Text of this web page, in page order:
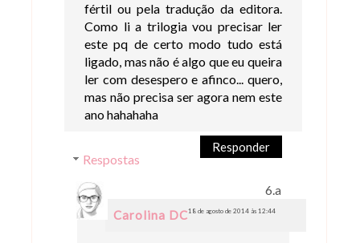
fértil ou pela tradução da editora.
Como li a trilogia vou precisar ler
este pq de certo modo tudo está
ligado, mas não é algo que eu queira
ler com desespero e afinco... quero,
mas não precisa ser agora nem este
ano hahahaha
Responder
Respostas
Carolina DC18 de agosto de 2014 às 12:44